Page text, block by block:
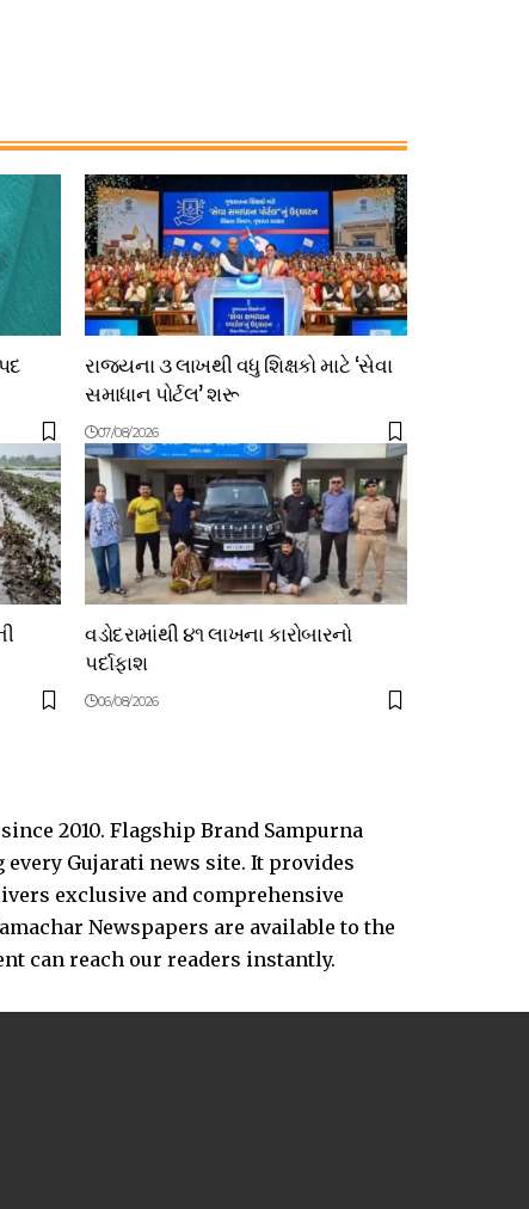
રાજ્યના ૩ લાખથી વધુ શિક્ષકો માટે ‘સેવા
સમાધાન પોર્ટલ’ શરૂ
07/08/2026
વડોદરામાંથી ૪૧ લાખના કારોબારનો
પર્દાફાશ
06/08/2026
2010. Flagship Brand Sampurna
Gujarati news site. It provides
exclusive and comprehensive
Newspapers are available to the
can reach our readers instantly.